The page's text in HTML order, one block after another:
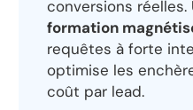
conversions réelles.
formation
requêtes à forte
optimise les
coût par lead.